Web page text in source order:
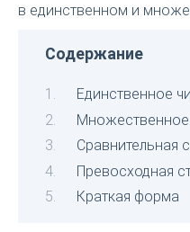
в единственном и
Содержание
Единственное
Множественное
Сравнительная
Превосходная
Краткая форма